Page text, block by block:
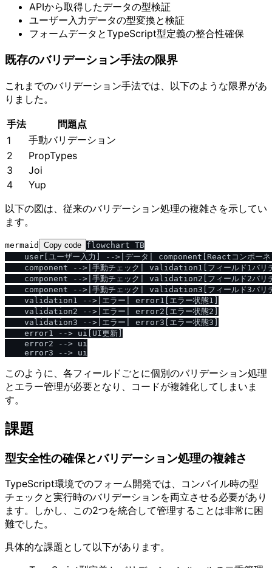
APIから取得したデータの型検証
ユーザー入力データの型変換と検証
フォームデータとTypeScript型定義の整合性確保
既存のバリデーション手法の限界
これまでのバリデーション手法では、以下のような限界があ
りました。
手法
問題点
1
手動バリデーション
2
PropTypes
3
Joi
4
Yup
以下の図は、従来のバリデーション処理の複雑さを示してい
ます。
mermaid Copy code flowchart TB
user[ユーザー入力] -->|データ| component[Reactコンポーネ
component -->|手動チェック| validation1[フィールド1バリ
component -->|手動チェック| validation2[フィールド2バリ
component -->|手動チェック| validation3[フィールド3バリ
    validation1 -->|エラー| error1[エラー状態1]
    validation2 -->|エラー| error2[エラー状態2]
    validation3 -->|エラー| error3[エラー状態3]
    error1 --> ui[UI更新]
    error2 --> ui
このように、各フィールドごとに個別のバリデーション処理
とエラー管理が必要となり、コードが複雑化してしまいま
す。
課題
型安全性の確保とバリデーション処理の複雑さ
TypeScript環境でのフォーム開発では、コンパイル時の型
チェックと実行時のバリデーションを両立させる必要があり
ます。しかし、この2つを統合して管理することは非常に困
難でした。
具体的な課題として以下があります。